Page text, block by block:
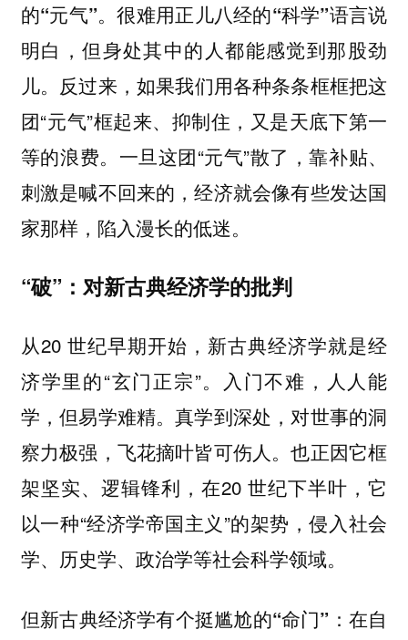
的“元气”。很难用正儿八经的“科学”语言说
明白，但身处其中的人都能感觉到那股劲
儿。 反过来，如果我们用各种条条框框把这
团“元气”框起来、抑制住，又是天底下第一
等的浪费。一旦这团“元气”散了，靠补贴、
刺激是喊不回来的，经济就会像有些发达国
家那样，陷入漫长的低迷。
“破”：对新古典经济学的批判
从20 世纪早期开始，新古典经济学就是经
济学里的“玄门正宗”。入门不难，人人能
学，但易学难精。真学到深处，对世事的洞
察力极强，飞花摘叶皆可伤人。也正因它框
架坚实、逻辑锋利，在20 世纪下半叶，它
以一种“经济学帝国主义”的架势，侵入社会
学、历史学、政治学等社会科学领域。
但新古典经济学有个挺尴尬的“命门”：在自